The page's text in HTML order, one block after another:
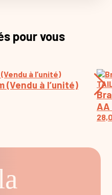
pour vous
(Vendu à l’unité)
AA